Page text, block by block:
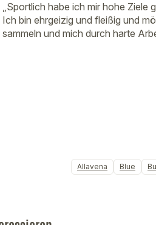
„Sportlich habe ich mir hohe Ziele
Ich bin ehrgeizig und fleißig und
sammeln und mich durch harte
Allavena Blue